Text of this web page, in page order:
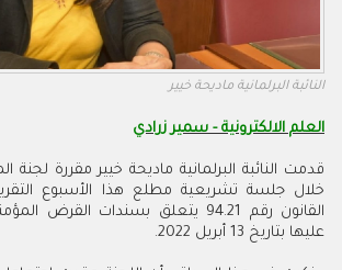
النائبة البرلمانية ماديحة خيير
العلم الالكترونية - سمير زرادي
قدمت النائبة البرلمانية ماديحة خيير مقررة لجنة
خلال جلسة تشريعية مطلع هذا الأسبوع
القانون رقم 94.21 يتعلق بسندات
عليها بتاريخ 13 أبريل 2022.